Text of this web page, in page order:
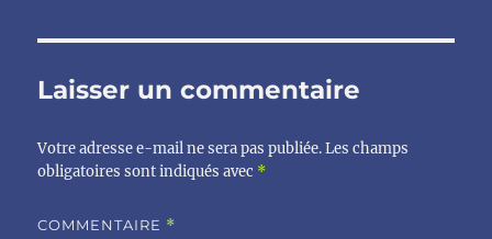
Laisser un commentaire
Votre adresse e-mail ne sera pas publiée. Les champs
obligatoires sont indiqués avec *
COMMENTAIRE *